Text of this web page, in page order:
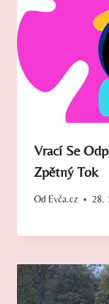
Vrací Se
Zpětný Tok
Od Evča.cz 28.